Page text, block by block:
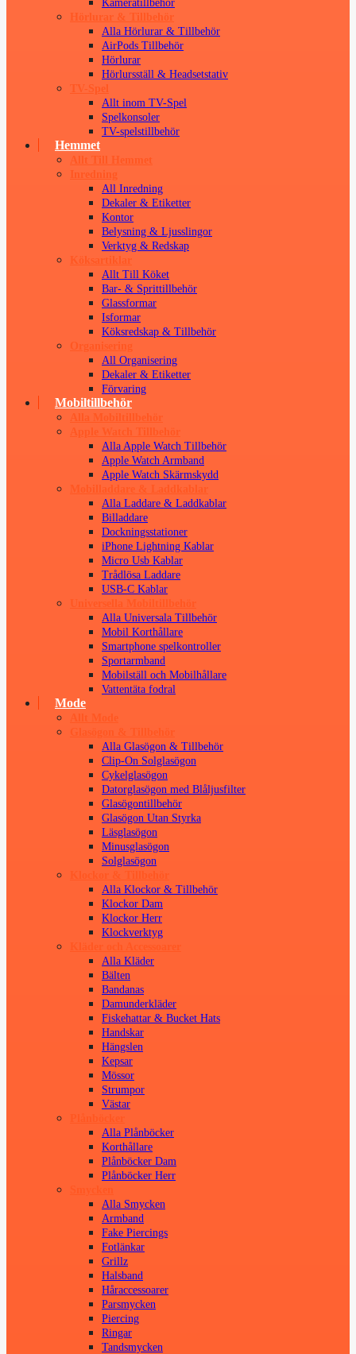
Kameratillbehör
Hörlurar & Tillbehör
Alla Hörlurar & Tillbehör
AirPods Tillbehör
Hörlurar
Hörlursställ & Headsetstativ
TV-Spel
Allt inom TV-Spel
Spelkonsoler
TV-spelstillbehör
Hemmet
Allt Till Hemmet
Inredning
All Inredning
Dekaler & Etiketter
Kontor
Belysning & Ljusslingor
Verktyg & Redskap
Köksartiklar
Allt Till Köket
Bar- & Sprittillbehör
Glassformar
Isformar
Köksredskap & Tillbehör
Organisering
All Organisering
Dekaler & Etiketter
Förvaring
Mobiltillbehör
Alla Mobiltillbehör
Apple Watch Tillbehör
Alla Apple Watch Tillbehör
Apple Watch Armband
Apple Watch Skärmskydd
Mobilladdare & Laddkablar
Alla Laddare & Laddkablar
Billaddare
Dockningsstationer
iPhone Lightning Kablar
Micro Usb Kablar
Trådlösa Laddare
USB-C Kablar
Universella Mobiltillbehör
Alla Universala Tillbehör
Mobil Korthållare
Smartphone spelkontroller
Sportarmband
Mobilställ och Mobilhållare
Vattentäta fodral
Mode
Alla Glasögon & Tillbehör
Clip-On Solglasögon
Cykelglasögon
Datorglasögon med Blåljusfilter
Glasögontillbehör
Glasögon Utan Styrka
Läsglasögon
Minusglasögon
Solglasögon
Alla Klockor & Tillbehör
Klockor Dam
Klockor Herr
Klockverktyg
Alla Kläder
Bälten
Bandanas
Damunderkläder
Fiskehattar & Bucket Hats
Handskar
Hängslen
Kepsar
Mössor
Strumpor
Västar
Alla Plånböcker
Korthållare
Plånböcker Dam
Plånböcker Herr
Alla Smycken
Armband
Fake Piercings
Fotlänkar
Grillz
Halsband
Håraccessoarer
Parsmycken
Piercing
Ringar
Tandsmycken